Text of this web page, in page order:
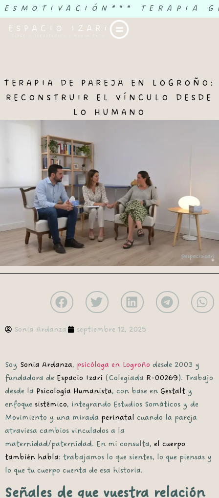
*** TERAPIA
TERAPIA DE PAREJA EN LOGROÑO:
RECONSTRUIR EL VÍNCULO DESDE
LO HUMANO
Sonia Ardanza septiembre 12, 2025
Soy Sonia Ardanza, psicóloga en Logroño desde 2003 y
fundadora de Espacio Izari (Colegiada R-00269). Trabajo
desde la Psicología Humanista, con base en Gestalt y
enfoque sistémico, integrando Estudios Somáticos y de
Movimiento y una mirada perinatal cuando la pareja
atraviesa cambios vinculados a la
maternidad/paternidad. En mi consulta, el cuerpo
también habla: trabajamos lo que sientes, lo que piensas y
lo que tu cuerpo cuenta de esa historia.
Señales de que vuestra relación